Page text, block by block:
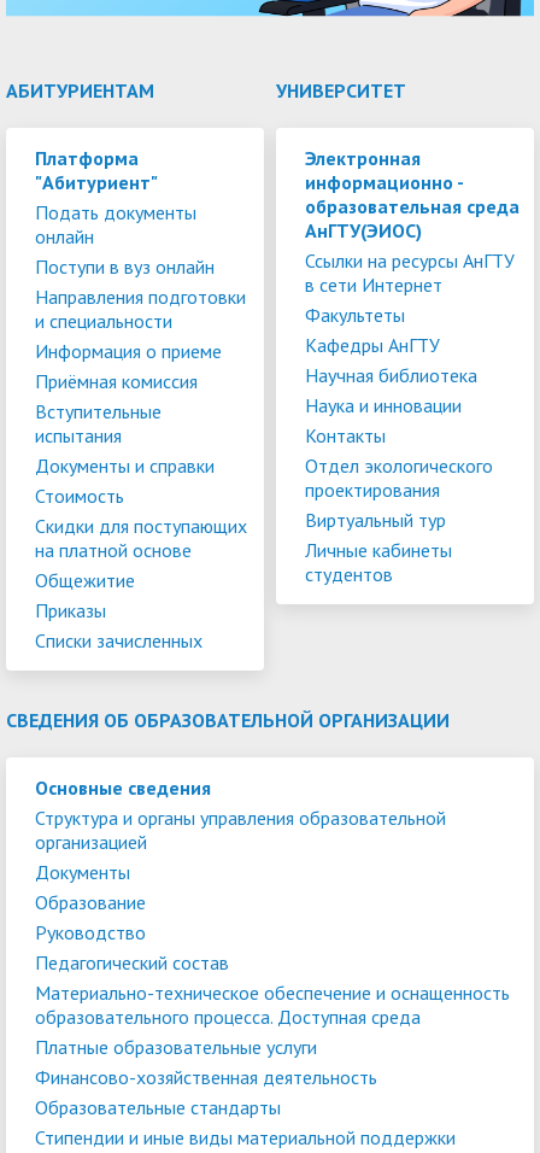
АБИТУРИЕНТАМ
Платформа
"Абитуриент"
Подать документы
онлайн
Поступи в вуз онлайн
Направления подготовки
и специальности
Информация о приеме
Приёмная комиссия
Вступительные
испытания
Документы и справки
Стоимость
Скидки для поступающих
на платной основе
Общежитие
Приказы
Списки зачисленных
УНИВЕРСИТЕТ
Электронная
информационно -
образовательная среда
АнГТУ(ЭИОС)
Ссылки на ресурсы АнГТУ
в сети Интернет
Факультеты
Кафедры АнГТУ
Научная библиотека
Наука и инновации
Контакты
Отдел экологического
проектирования
Виртуальный тур
Личные кабинеты
студентов
СВЕДЕНИЯ ОБ ОБРАЗОВАТЕЛЬНОЙ ОРГАНИЗАЦИИ
Основные сведения
Структура и органы управления образовательной
организацией
Документы
Образование
Руководство
Педагогический состав
Материально-техническое обеспечение и оснащенность
образовательного процесса. Доступная среда
Платные образовательные услуги
Финансово-хозяйственная деятельность
Образовательные стандарты
Стипендии и иные виды материальной поддержки